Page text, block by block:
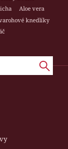
Aloe vera
knedlíky